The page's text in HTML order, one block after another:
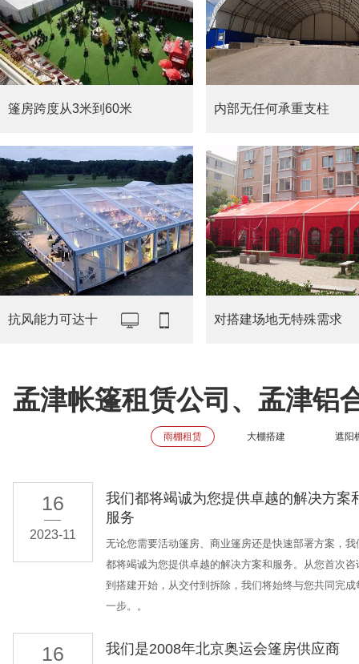
篷房跨度从3米到60米 内部无任何承重支柱
抗风能力可达十 对搭建场地无特殊需求
孟津帐篷租赁公司、孟津铝
雨棚租赁 大棚搭建 遮阳
16
2023-11
我们都将竭诚为您提供卓越的解决方案
服务
无论您需要活动篷房、商业篷房还是快速部署方案，我
都将竭诚为您提供卓越的解决方案和服务。从您首次咨
到搭建开始，从交付到拆除，我们将始终与您共同完成
一步。。
16 我们是2008年北京奥运会篷房供应商